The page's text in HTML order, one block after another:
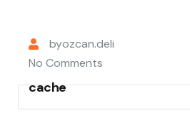
byozcan.deli
No Comments
cache